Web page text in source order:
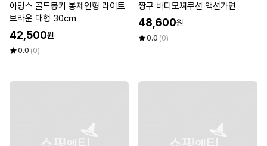
아망스 골드몽키 봉제인형 라이트
브라운 대형 30cm
42,500원
0.0 (0)
짱구 바디모찌쿠션 액션가면
48,600원
0.0 (0)